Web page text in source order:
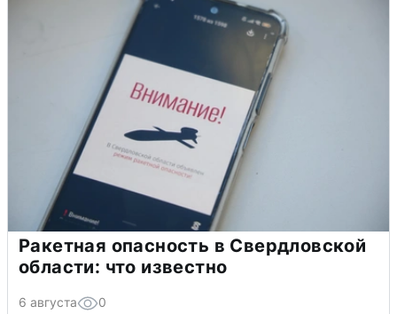
Ракетная опасность в Свердловской
области: что известно
6 августа 0